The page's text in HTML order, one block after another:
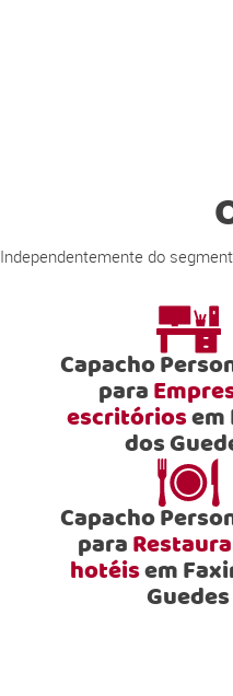
Independentemente do
Capacho
para
escritóriosem
dos
Capacho
para
hotéisem
Guedes